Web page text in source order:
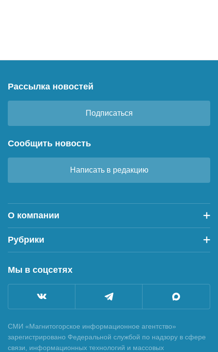
Рассылка новостей
Подписаться
Сообщить новость
Написать в редакцию
О компании
Рубрики
Мы в соцсетях
СМИ «Магнитогорское информационное агентство»
зарегистрировано Федеральной службой по надзору в сфере
связи, информационных технологий и массовых